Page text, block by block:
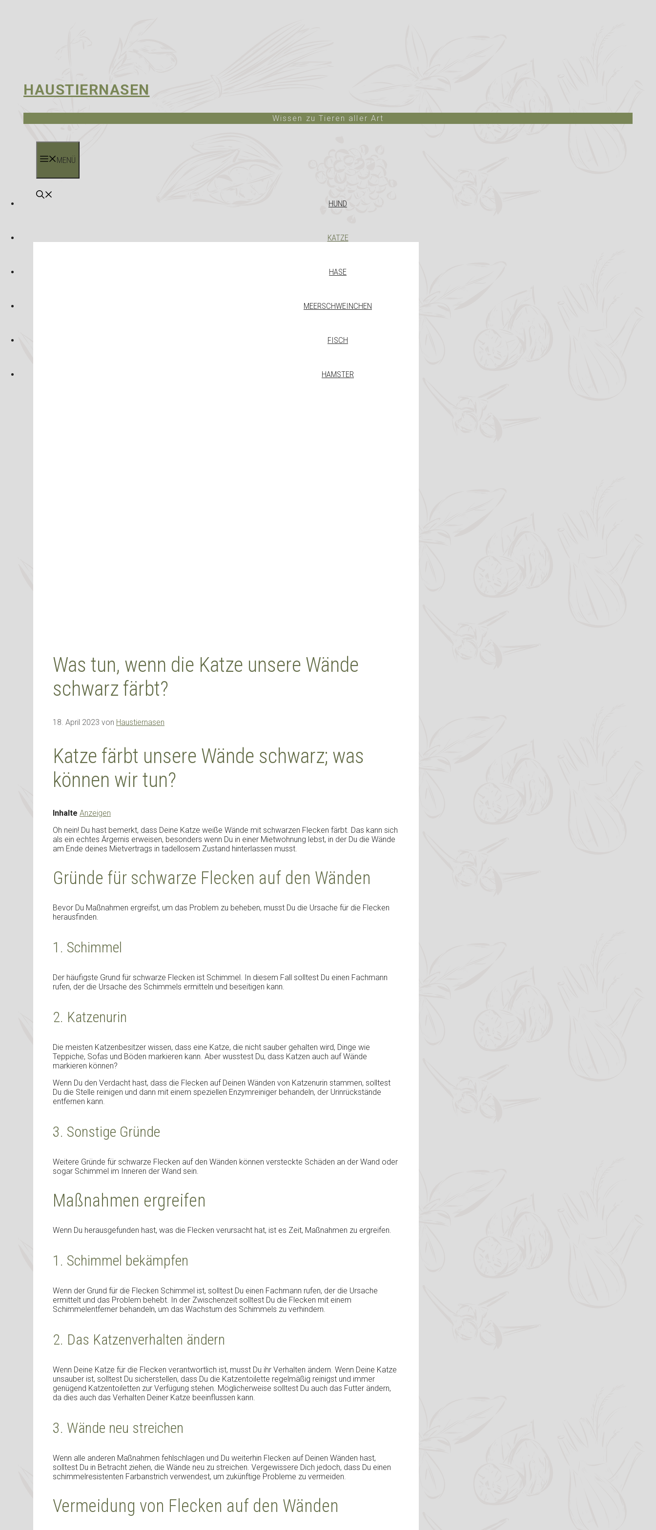
HAUSTIERNASEN
Wissen zu Tieren aller Art
MENÜ
HUND
KATZE
HASE
MEERSCHWEINCHEN
FISCH
HAMSTER
Was tun, wenn die Katze unsere Wände
schwarz färbt?
18. April 2023 von Haustiernasen
Katze färbt unsere Wände schwarz; was
können wir tun?
Inhalte Anzeigen
Oh nein! Du hast bemerkt, dass Deine Katze weiße Wände mit schwarzen Flecken färbt. Das kann sich
als ein echtes Ärgernis erweisen, besonders wenn Du in einer Mietwohnung lebst, in der Du die Wände
am Ende deines Mietvertrags in tadellosem Zustand hinterlassen musst.
Gründe für schwarze Flecken auf den Wänden
Bevor Du Maßnahmen ergreifst, um das Problem zu beheben, musst Du die Ursache für die Flecken
herausfinden.
1. Schimmel
Der häufigste Grund für schwarze Flecken ist Schimmel. In diesem Fall solltest Du einen Fachmann
rufen, der die Ursache des Schimmels ermitteln und beseitigen kann.
2. Katzenurin
Die meisten Katzenbesitzer wissen, dass eine Katze, die nicht sauber gehalten wird, Dinge wie
Teppiche, Sofas und Böden markieren kann. Aber wusstest Du, dass Katzen auch auf Wände
markieren können?
Wenn Du den Verdacht hast, dass die Flecken auf Deinen Wänden von Katzenurin stammen, solltest
Du die Stelle reinigen und dann mit einem speziellen Enzymreiniger behandeln, der Urinrückstände
entfernen kann.
3. Sonstige Gründe
Weitere Gründe für schwarze Flecken auf den Wänden können versteckte Schäden an der Wand oder
sogar Schimmel im Inneren der Wand sein.
Maßnahmen ergreifen
Wenn Du herausgefunden hast, was die Flecken verursacht hat, ist es Zeit, Maßnahmen zu ergreifen.
1. Schimmel bekämpfen
Wenn der Grund für die Flecken Schimmel ist, solltest Du einen Fachmann rufen, der die Ursache
ermittelt und das Problem behebt. In der Zwischenzeit solltest Du die Flecken mit einem
Schimmelentferner behandeln, um das Wachstum des Schimmels zu verhindern.
2. Das Katzenverhalten ändern
Wenn Deine Katze für die Flecken verantwortlich ist, musst Du ihr Verhalten ändern. Wenn Deine Katze
unsauber ist, solltest Du sicherstellen, dass Du die Katzentoilette regelmäßig reinigst und immer
genügend Katzentoiletten zur Verfügung stehen. Möglicherweise solltest Du auch das Futter ändern,
da dies auch das Verhalten Deiner Katze beeinflussen kann.
3. Wände neu streichen
Wenn alle anderen Maßnahmen fehlschlagen und Du weiterhin Flecken auf Deinen Wänden hast,
solltest Du in Betracht ziehen, die Wände neu zu streichen. Vergewissere Dich jedoch, dass Du einen
schimmelresistenten Farbanstrich verwendest, um zukünftige Probleme zu vermeiden.
Vermeidung von Flecken auf den Wänden